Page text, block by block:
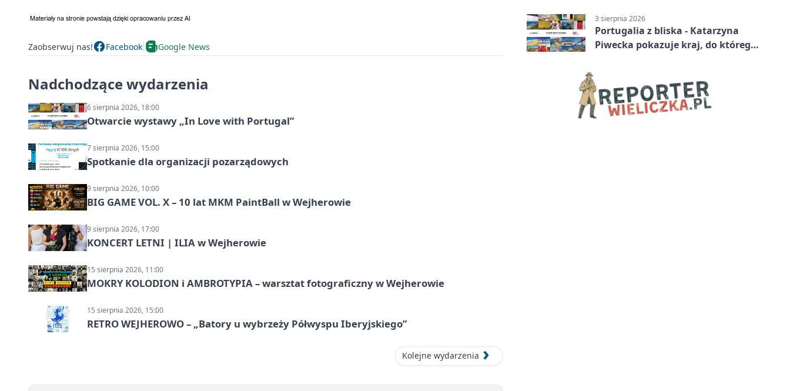
Zaobserwuj nas! Facebook Google News
Nadchodzące wydarzenia
6 sierpnia 2026, 18:00
Otwarcie wystawy „In Love with Portugal”
7 sierpnia 2026, 15:00
Spotkanie dla organizacji pozarządowych
9 sierpnia 2026, 10:00
BIG GAME VOL. X – 10 lat MKM PaintBall w Wejherowie
9 sierpnia 2026, 17:00
KONCERT LETNI | ILIA w Wejherowie
15 sierpnia 2026, 11:00
MOKRY KOLODION i AMBROTYPIA – warsztat fotograficzny w Wejherowie
15 sierpnia 2026, 15:00
RETRO WEJHEROWO – „Batory u wybrzeży Półwyspu Iberyjskiego”
Kolejne wydarzenia
3 sierpnia 2026
Portugalia z bliska - Katarzyna
Piwecka pokazuje kraj, do którego